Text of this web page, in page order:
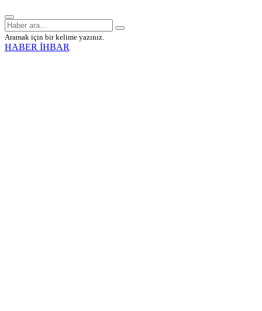
Aramak için bir kelime yazınız.
HABER İHBAR